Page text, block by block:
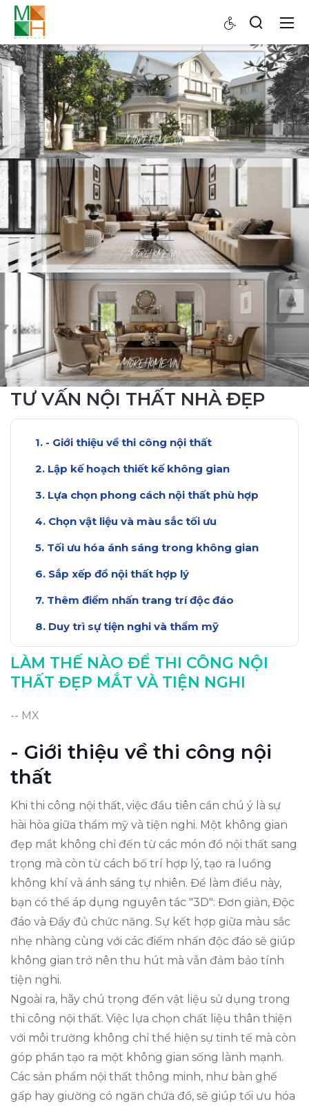
TƯ VẤN NỘI THẤT NHÀ ĐẸP
- Giới thiệu về thi công nội thất
Lập kế hoạch thiết kế không gian
Lựa chọn phong cách nội thất phù hợp
Chọn vật liệu và màu sắc tối ưu
Tối ưu hóa ánh sáng trong không gian
Sắp xếp đồ nội thất hợp lý
Thêm điểm nhấn trang trí độc đáo
Duy trì sự tiện nghi và thẩm mỹ
Kết luận: Thi công nội thất hoàn hảo
LÀM THẾ NÀO ĐỂ THI CÔNG NỘI
THẤT ĐẸP MẮT VÀ TIỆN NGHI
-- MX
- Giới thiệu về thi công nội
thất
Khi thi công nội thất, việc đầu tiên cần chú ý là sự
hài hòa giữa thẩm mỹ và tiện nghi. Một không gian
đẹp mắt không chỉ đến từ các món đồ nội thất sang
trọng mà còn từ cách bố trí hợp lý, tạo ra luồng
không khí và ánh sáng tự nhiên. Để làm điều này,
bạn có thể áp dụng nguyên tắc "3D": Đơn giản, Độc
đáo và Đầy đủ chức năng. Sự kết hợp giữa màu sắc
nhẹ nhàng cùng với các điểm nhấn độc đáo sẽ giúp
không gian trở nên thu hút mà vẫn đảm bảo tính
tiện nghi.
Ngoài ra, hãy chú trọng đến vật liệu sử dụng trong
thi công nội thất. Việc lựa chọn chất liệu thân thiện
với môi trường không chỉ thể hiện sự tinh tế mà còn
góp phần tạo ra một không gian sống lành mạnh.
Các sản phẩm nội thất thông minh, như bàn ghế
gấp hay giường có ngăn chứa đồ, sẽ giúp tối ưu hóa